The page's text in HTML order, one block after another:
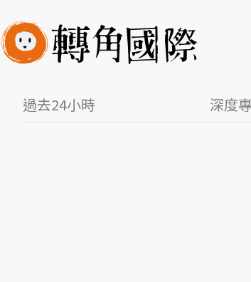
過去24小時 深度